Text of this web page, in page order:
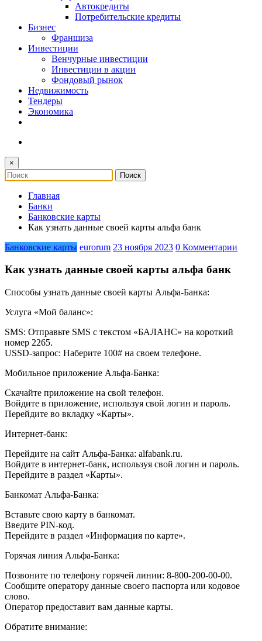
Автокредиты
Потребительские кредиты
Бизнес
Франшиза
Инвестиции
Венчурные инвестиции
Инвестиции в акции
Фондовый рынок
Недвижимость
Тендеры
Экономика
×
Главная
Банки
Банковские карты
Как узнать данные своей карты альфа банк
Банковские карты eurorum 23 ноября 2023 0 Комментарии
Как узнать данные своей карты альфа банк
Способы узнать данные своей карты Альфа-Банка:
Услуга «Мой баланс»:
SMS: Отправьте SMS с текстом «БАЛАНС» на короткий
номер 2265.
USSD-запрос: Наберите 100# на своем телефоне.
Мобильное приложение Альфа-Банка:
Скачайте приложение на свой телефон.
Войдите в приложение, используя свой логин и пароль.
Перейдите во вкладку «Карты».
Интернет-банк:
Перейдите на сайт Альфа-Банка: alfabank.ru.
Войдите в интернет-банк, используя свой логин и пароль.
Перейдите в раздел «Карты».
Банкомат Альфа-Банка:
Вставьте свою карту в банкомат.
Введите PIN-код.
Перейдите в раздел «Информация по карте».
Горячая линия Альфа-Банка:
Позвоните по телефону горячей линии: 8-800-200-00-00.
Сообщите оператору данные своего паспорта или кодовое
слово.
Оператор предоставит вам данные карты.
Обратите внимание: